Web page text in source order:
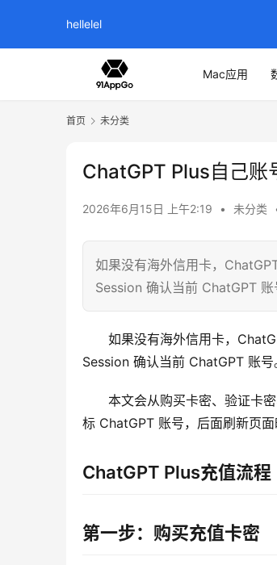
Mac应用
首页 未分类
ChatGPT Plus自己账
2026年6月15日 上午2:19 • 未分类
如果没有海外信用卡，
Session 确认当前 ChatGPT 账
如果没有海外信用卡，
Session 确认当前 ChatGPT 账号
本文会从购买卡密、验证卡
标 ChatGPT 账号，后面刷新页
ChatGPT Plus充值流程
第一步：购买充值卡密
hellelel